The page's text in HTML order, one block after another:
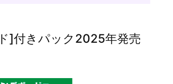
]付きパック2025年発売